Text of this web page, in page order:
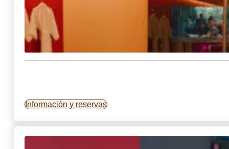
Información y reservas